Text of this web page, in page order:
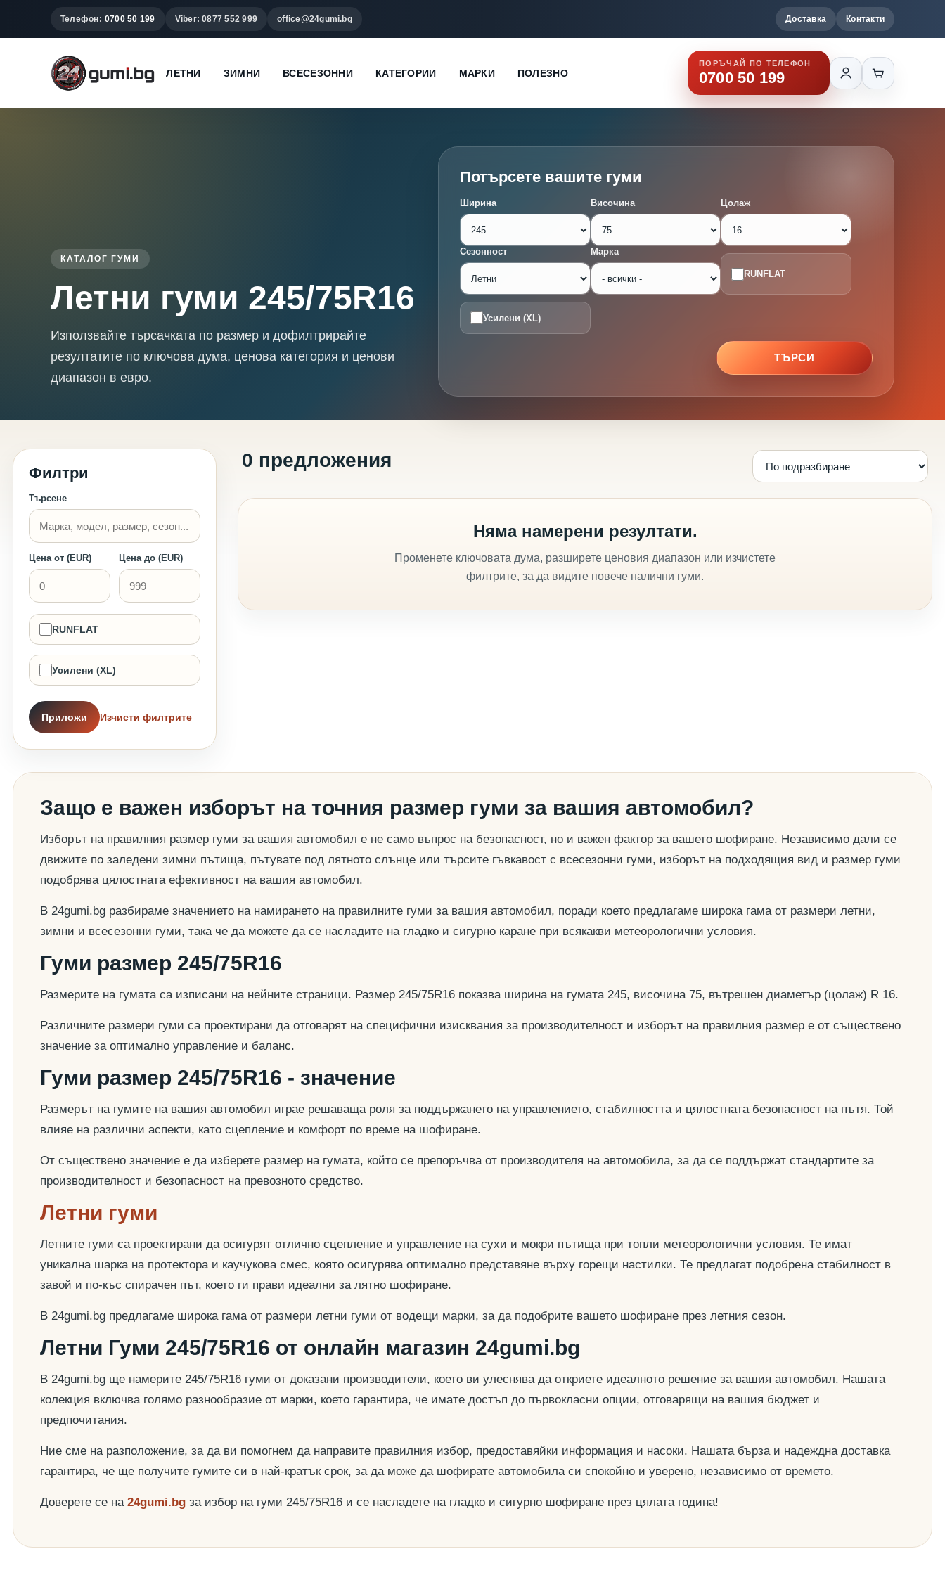
Телефон: 0700 50 199 Viber: 0877 552 999 office@24gumi.bg Доставка Контакти
ЛЕТНИ ЗИМНИ ВСЕСЕЗОННИ КАТЕГОРИИ МАРКИ ПОЛЕЗНО
ПОРЪЧАЙ ПО ТЕЛЕФОН
0700 50 199
КАТАЛОГ ГУМИ
Летни гуми 245/75R16
Използвайте търсачката по размер и дофилтрирайте
резултатите по ключова дума, ценова категория и ценови
диапазон в евро.
Потърсете вашите гуми
Ширина Височина Цолаж
Сезонност Марка
RUNFLAT
Усилени (XL)
ТЪРСИ
Филтри
Търсене
Цена от (EUR) Цена до (EUR)
RUNFLAT
Усилени (XL)
Приложи Изчисти филтрите
0 предложения
Няма намерени резултати.
Променете ключовата дума, разширете ценовия диапазон или изчистете
филтрите, за да видите повече налични гуми.
Защо е важен изборът на точния размер гуми за вашия автомобил?
Изборът на правилния размер гуми за вашия автомобил е не само въпрос на безопасност, но и важен фактор за вашето шофиране. Независимо дали се
движите по заледени зимни пътища, пътувате под лятното слънце или търсите гъвкавост с всесезонни гуми, изборът на подходящия вид и размер гуми
подобрява цялостната ефективност на вашия автомобил.
В 24gumi.bg разбираме значението на намирането на правилните гуми за вашия автомобил, поради което предлагаме широка гама от размери летни,
зимни и всесезонни гуми, така че да можете да се насладите на гладко и сигурно каране при всякакви метеорологични условия.
Гуми размер 245/75R16
Размерите на гумата са изписани на нейните страници. Размер 245/75R16 показва ширина на гумата 245, височина 75, вътрешен диаметър (цолаж) R 16.
Различните размери гуми са проектирани да отговарят на специфични изисквания за производителност и изборът на правилния размер е от съществено
значение за оптимално управление и баланс.
Гуми размер 245/75R16 - значение
Размерът на гумите на вашия автомобил играе решаваща роля за поддържането на управлението, стабилността и цялостната безопасност на пътя. Той
влияе на различни аспекти, като сцепление и комфорт по време на шофиране.
От съществено значение е да изберете размер на гумата, който се препоръчва от производителя на автомобила, за да се поддържат стандартите за
производителност и безопасност на превозното средство.
Летни гуми
Летните гуми са проектирани да осигурят отлично сцепление и управление на сухи и мокри пътища при топли метеорологични условия. Те имат
уникална шарка на протектора и каучукова смес, която осигурява оптимално представяне върху горещи настилки. Те предлагат подобрена стабилност в
завой и по-къс спирачен път, което ги прави идеални за лятно шофиране.
В 24gumi.bg предлагаме широка гама от размери летни гуми от водещи марки, за да подобрите вашето шофиране през летния сезон.
Летни Гуми 245/75R16 от онлайн магазин 24gumi.bg
В 24gumi.bg ще намерите 245/75R16 гуми от доказани производители, което ви улеснява да откриете идеалното решение за вашия автомобил. Нашата
колекция включва голямо разнообразие от марки, което гарантира, че имате достъп до първокласни опции, отговарящи на вашия бюджет и
предпочитания.
Ние сме на разположение, за да ви помогнем да направите правилния избор, предоставяйки информация и насоки. Нашата бърза и надеждна доставка
гарантира, че ще получите гумите си в най-кратък срок, за да може да шофирате автомобила си спокойно и уверено, независимо от времето.
Доверете се на 24gumi.bg за избор на гуми 245/75R16 и се насладете на гладко и сигурно шофиране през цялата година!